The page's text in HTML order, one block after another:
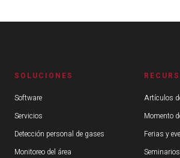
SOLUCIONES
Software
Servicios
Detección personal de gases
Monitoreo del área
Artículos
Momento
Ferias y